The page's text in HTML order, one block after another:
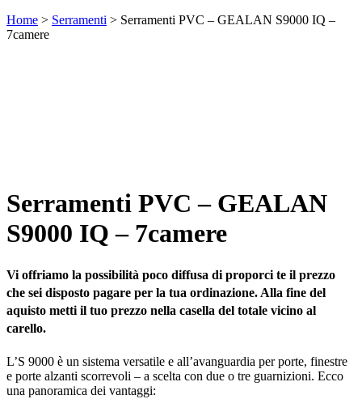
Home > Serramenti > Serramenti PVC – GEALAN S9000 IQ –
7camere
Serramenti PVC – GEALAN
S9000 IQ – 7camere
Vi offriamo la possibilità poco diffusa di proporci te il prezzo
che sei disposto pagare per la tua ordinazione. Alla fine del
aquisto metti il tuo prezzo nella casella del totale vicino al
carello.
L’S 9000 è un sistema versatile e all’avanguardia per porte, finestre
e porte alzanti scorrevoli – a scelta con due o tre guarnizioni. Ecco
una panoramica dei vantaggi: